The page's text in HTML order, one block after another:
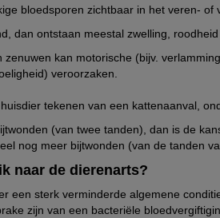
bloedsporen zichtbaar in het veren- of
dan ontstaan meestal zwelling,
zenuwen kan motorische (bijv.
veroorzaken.
tekenen van een kattenaanval,
(van twee tanden), dan is de
nog meer bijtwonden (van de tanden
naar de dierenarts?
een sterk verminderde algemene
zijn van een bacteriële